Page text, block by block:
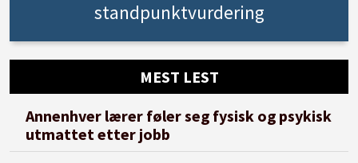
standpunktvurdering
MEST LEST
Annenhver lærer føler seg fysisk og psykisk
utmattet etter jobb